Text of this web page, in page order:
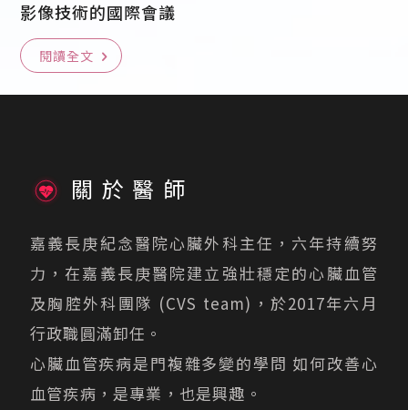
影像技術的國際會議
閱讀全文
關於醫師
嘉義長庚紀念醫院心臟外科主任，六年持續努
力，在嘉義長庚醫院建立強壯穩定的心臟血管
及胸腔外科團隊 (CVS team)，於2017年六月
行政職圓滿卸任。
心臟血管疾病是門複雜多變的學問 如何改善心
血管疾病，是專業，也是興趣。